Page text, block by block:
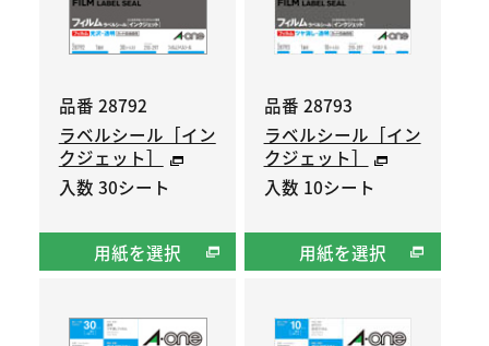
品番 28792
ラベルシール［イン
クジェット］
入数 30シート
用紙を選択
品番 28793
ラベルシール［イン
クジェット］
入数 10シート
用紙を選択